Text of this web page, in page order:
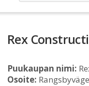
Rex
Puukaupan nimi:
Osoite: